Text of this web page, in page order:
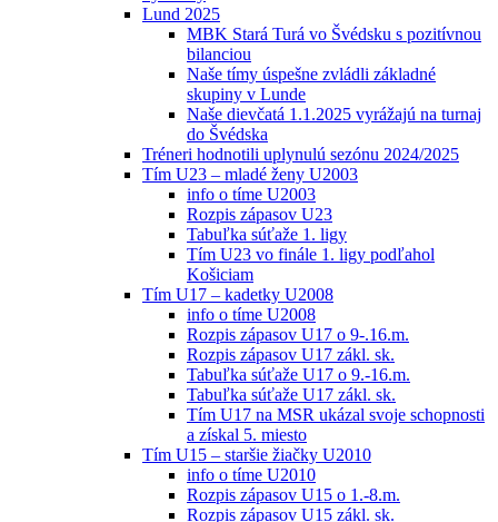
Lund 2025
MBK Stará Turá vo Švédsku s pozitívnou
bilanciou
Naše tímy úspešne zvládli základné
skupiny v Lunde
Naše dievčatá 1.1.2025 vyrážajú na turnaj
do Švédska
Tréneri hodnotili uplynulú sezónu 2024/2025
Tím U23 – mladé ženy U2003
info o tíme U2003
Rozpis zápasov U23
Tabuľka súťaže 1. ligy
Tím U23 vo finále 1. ligy podľahol
Košiciam
Tím U17 – kadetky U2008
info o tíme U2008
Rozpis zápasov U17 o 9-.16.m.
Rozpis zápasov U17 zákl. sk.
Tabuľka súťaže U17 o 9.-16.m.
Tabuľka súťaže U17 zákl. sk.
Tím U17 na MSR ukázal svoje schopnosti
a získal 5. miesto
Tím U15 – staršie žiačky U2010
info o tíme U2010
Rozpis zápasov U15 o 1.-8.m.
Rozpis zápasov U15 zákl. sk.